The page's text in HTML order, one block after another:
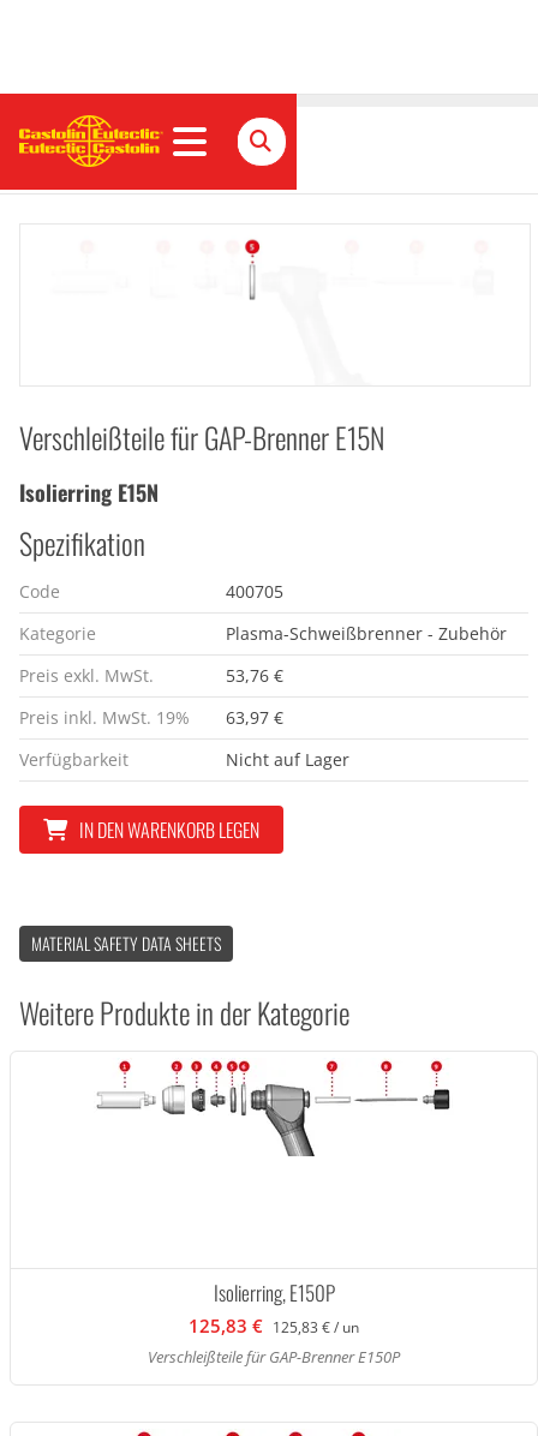
Isolierring E15N
Verschleißteile für GAP-Brenner E15N
Isolierring E15N
Spezifikation
Code
400705
Kategorie
Plasma-Schweißbrenner - Zubehör
Preis exkl. MwSt.
53,76 €
Preis inkl. MwSt. 19%
63,97 €
Verfügbarkeit
Nicht auf Lager
IN DEN WARENKORB LEGEN
MATERIAL SAFETY DATA SHEETS
Weitere Produkte in der Kategorie
Isolierring, E150P
125,83 € 125,83 € / un
Verschleißteile für GAP-Brenner E150P